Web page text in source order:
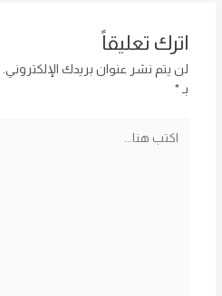
اترك تعليقاً
لن يتم نشر عنوان بريدك الإلكتروني.
بـ *